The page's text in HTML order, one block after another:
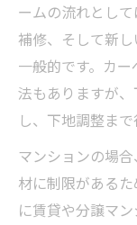
ームの流れとし
補修、そして新
一般的です。カ
法もありますが
し、下地調整まで
マンションの場
材に制限がある
に賃貸や分譲マ